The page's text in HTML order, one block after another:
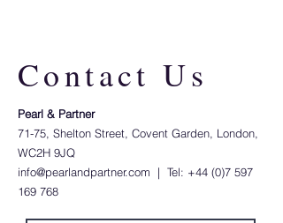
Contact Us
Pearl & Partner​
71-75, Shelton Street, Covent Garden, London,
WC2H 9JQ
info@pearlandpartner.com | Tel: +44 (0)7 597
169 768